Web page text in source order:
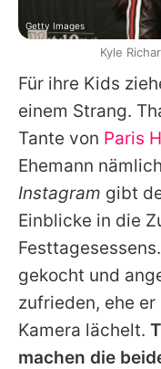
Für ihre Kids
einem Strang.
Tante von Paris
Ehemann
Instagram gibt
Einblicke in die
gekocht und
zufrieden, ehe er
Kamera lächelt.
machen die
Getty Images
Kyle